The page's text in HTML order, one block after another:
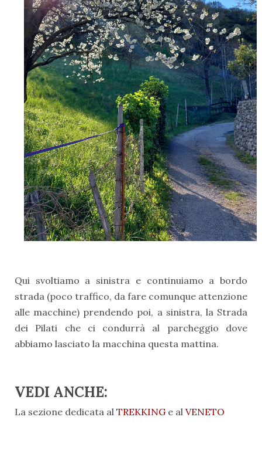
Qui svoltiamo a sinistra e continuiamo a bordo
strada (poco traffico, da fare comunque attenzione
alle macchine) prendendo poi, a sinistra, la Strada
dei Pilati che ci condurrà al parcheggio dove
abbiamo lasciato la macchina questa mattina.
VEDI ANCHE:
La sezione dedicata al TREKKING e al VENETO